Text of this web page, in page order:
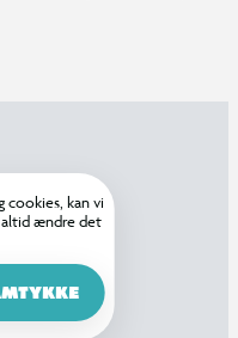
cookies, kan vi
altid ændre det